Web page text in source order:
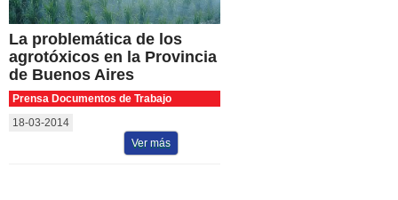
La problemática de los
agrotóxicos en la Provincia
de Buenos Aires
Prensa Documentos de Trabajo
18-03-2014
Ver más